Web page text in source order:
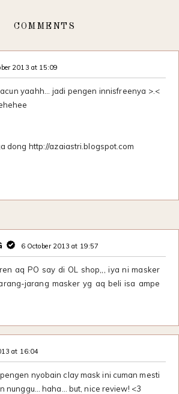
COMMENTS
2013 at 15:09
yaahh... jadi pengen innisfreenya >.<
dong http://azaiastri.blogspot.com
6 October 2013 at 19:57
aq PO say di OL shop,,, iya ni masker
jarang masker yg aq beli isa ampe
at 16:04
nyobain clay mask ini cuman mesti
nunggu... haha... but, nice review! <3